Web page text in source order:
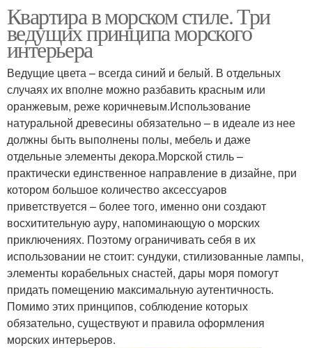
Стиль в интерьере Кафе в морском стиле
Дачи в морском стиле Декор в морском стиле
Квартира в морском стиле. Три
ведущих принципа морского
интерьера
Ведущие цвета – всегда синий и белый. В отдельных
случаях их вполне можно разбавить красным или
оранжевым, реже коричневым.Использование
натуральной древесины обязательно – в идеале из нее
должны быть выполнены полы, мебель и даже
отдельные элементы декора.Морской стиль –
практически единственное направление в дизайне, при
котором большое количество аксессуаров
приветствуется – более того, именно они создают
восхитительную ауру, напоминающую о морских
приключениях. Поэтому ограничивать себя в их
использовании не стоит: сундуки, стилизованные лампы,
элементы корабельных снастей, дары моря помогут
придать помещению максимальную аутентичность.
Помимо этих принципов, соблюдение которых
обязательно, существуют и правила оформления
морских интерьеров.